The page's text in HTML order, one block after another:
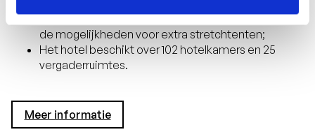
Meer dan 120 personen? Dan bespreken we graag
de mogelijkheden voor extra stretchtenten;
Het hotel beschikt over 102 hotelkamers en 25
vergaderruimtes.
Meer informatie